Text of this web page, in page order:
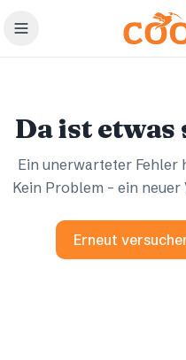
Zum Hauptinhalt springen
Da ist
Ein unerwarteter Fehler
Kein Problem – ein
Erneut